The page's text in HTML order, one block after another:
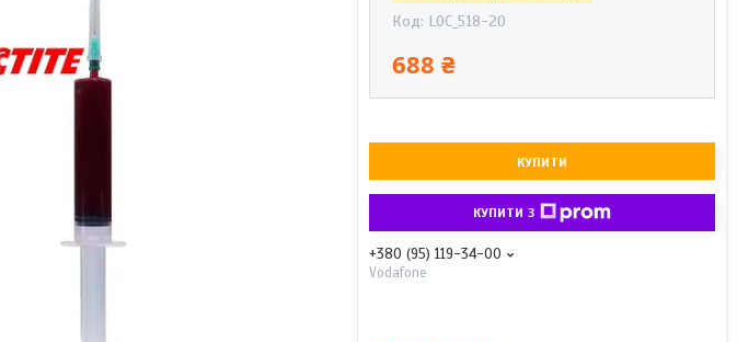
Код: LOC_518-20
688 ₴
КУПИТИ
КУПИТИ З
+380 (95) 119-34-00
Vodafone